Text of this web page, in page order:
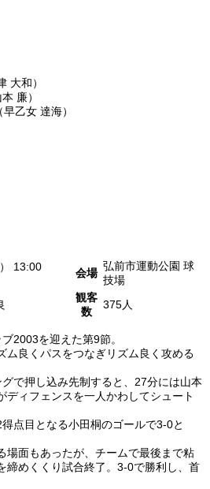
大和）
廉）
乙女 達海）
13:00
会場
弘前市運動公園 球
技場
観客
数
375人
2003を迎えた第9節。
ム良くパスをつなぎリズム良く攻める
で押し込み先制すると、27分には山本
ディフェンスを一人かわしてシュート
点目となる小田桐のゴールで3-0と
場面もあったが、チームで最後まで粘
締めくくり試合終了。3-0で勝利し、首